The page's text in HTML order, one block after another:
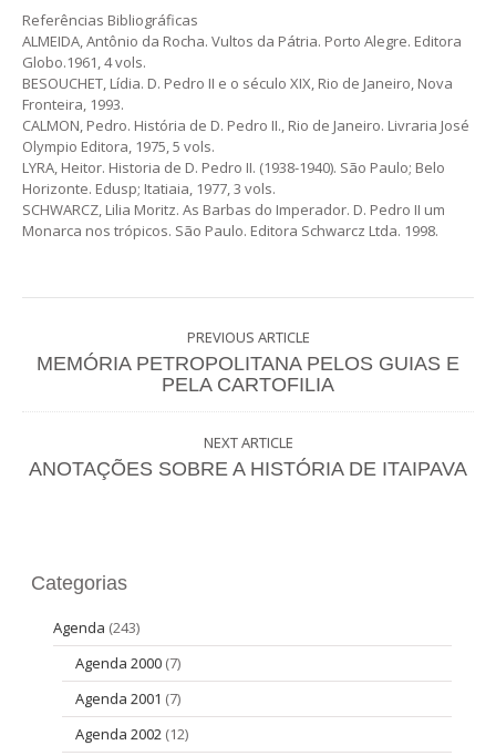
Referências Bibliográficas
ALMEIDA, Antônio da Rocha. Vultos da Pátria. Porto Alegre. Editora
Globo.1961, 4 vols.
BESOUCHET, Lídia. D. Pedro II e o século XIX, Rio de Janeiro, Nova
Fronteira, 1993.
CALMON, Pedro. História de D. Pedro II., Rio de Janeiro. Livraria José
Olympio Editora, 1975, 5 vols.
LYRA, Heitor. Historia de D. Pedro II. (1938-1940). São Paulo; Belo
Horizonte. Edusp; Itatiaia, 1977, 3 vols.
SCHWARCZ, Lilia Moritz. As Barbas do Imperador. D. Pedro II um
Monarca nos trópicos. São Paulo. Editora Schwarcz Ltda. 1998.
PREVIOUS ARTICLE
MEMÓRIA PETROPOLITANA PELOS GUIAS E
PELA CARTOFILIA
NEXT ARTICLE
ANOTAÇÕES SOBRE A HISTÓRIA DE ITAIPAVA
Categorias
Agenda (243)
Agenda 2000 (7)
Agenda 2001 (7)
Agenda 2002 (12)